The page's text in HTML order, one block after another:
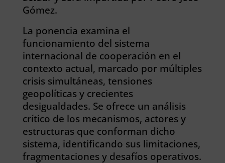
Gómez.
La ponencia examina el
funcionamiento del sistema
internacional de cooperación en el
contexto actual, marcado por múltiples
crisis simultáneas, tensiones
geopolíticas y crecientes
desigualdades. Se ofrece un análisis
crítico de los mecanismos, actores y
estructuras que conforman dicho
sistema, identificando sus limitaciones,
fragmentaciones y desafíos operativos.